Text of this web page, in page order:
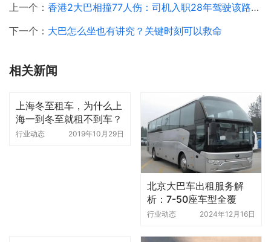
上一个： 香港2大巴相撞77人伤：司机入职28年驾驶该路线多年
下一个： 大巴怎么坐也有讲究？关键时刻可以救命
相关新闻
上海冬至租车，为什么上
海一到冬至就租不到车？
行业动态 2019年10月29日
北京大巴车出租服务解
析：7-50座车型全覆
盖，配备专业司机
行业动态 2024年12月16日